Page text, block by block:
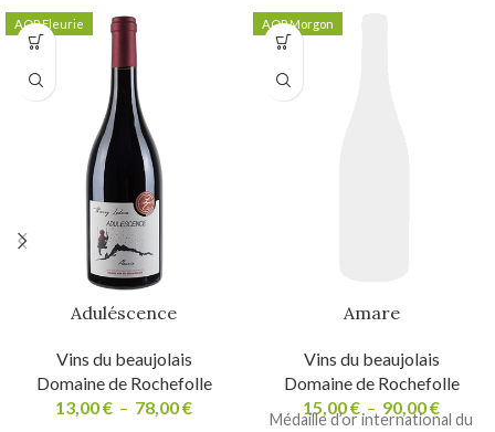
AOP Fleurie
Aduléscence
Vins du beaujolais
Domaine de Rochefolle
13,00€ – 78,00€
AOP Morgon
Amare
Vins du beaujolais
Domaine de Rochefolle
15,00€ – 90,00€
Médaille d’or international du